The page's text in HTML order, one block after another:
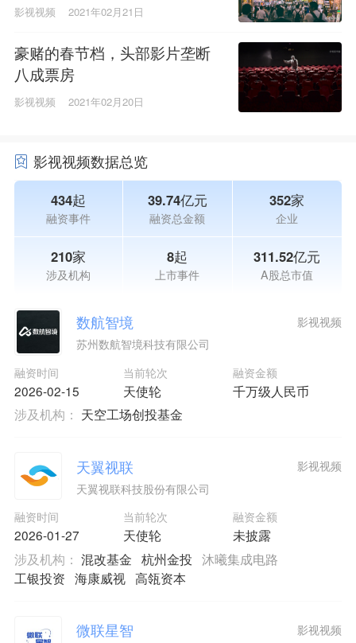
影视视频 2021年02月21日
豪赌的春节档，头部影片垄断
八成票房
影视视频 2021年02月20日
影视视频数据总览
434起
融资事件
39.74亿元
融资总金额
352家
企业
210家
涉及机构
8起
上市事件
311.52亿元
A股总市值
数航智境
苏州数航智境科技有限公司
融资时间
2026-02-15
当前轮次
天使轮
融资金额
千万级人民币
影视视频
涉及机构： 天空工场创投基金
天翼视联
天翼视联科技股份有限公司
融资时间
2026-01-27
当前轮次
天使轮
融资金额
未披露
影视视频
涉及机构： 混改基金 杭州金投 沐曦集成电路
工银投资 海康威视 高瓴资本
微联星智 影视视频